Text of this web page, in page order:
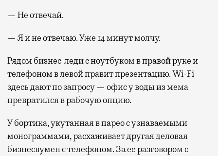
— Не отвечай.
— Я и не отвечаю. Уже 14 минут молчу.
Рядом бизнес-леди с ноутбуком в правой руке и
телефоном в левой правит презентацию. Wi-Fi
здесь дают по запросу — офис у воды из мема
превратился в рабочую опцию.
У бортика, укутанная в парео с узнаваемыми
монограммами, расхаживает другая деловая
бизнесвумен с телефоном. За ее разговором с